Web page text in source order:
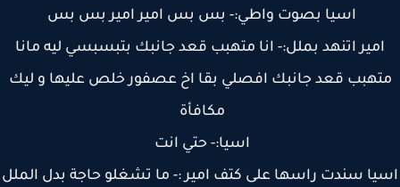
اسيا بصوت واطي:- بس بس امير امير بس بس
امير اتنهد بملل:- انا متهبب قعد جانبك بتبسبسي ليه مانا
قعد جانبك افصلي بقا اخ عصفور خلص عليها و ليك
مكافأة
اسيا:- حتي انت
سندت راسها على كتف امير :- ما تشغلو حاجة بدل الملل